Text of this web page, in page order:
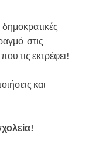
στις
τις εκτρέφει!
και